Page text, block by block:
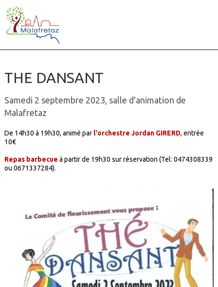
THE DANSANT
Samedi 2 septembre 2023, salle d'animation de
Malafretaz
De 14h30 à 19h30, animé par l'orchestre Jordan GIRERD, entrée
10€
Repas barbecue à partir de 19h30 sur réservation (Tel: 0474308339
ou 0671337284).